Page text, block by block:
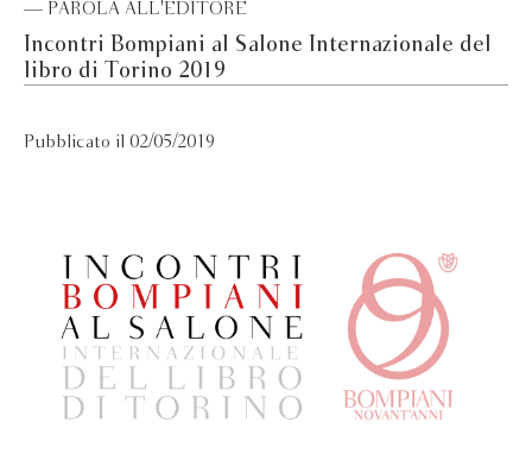
— PAROLA ALL'EDITORE
Incontri Bompiani al Salone Internazionale del
libro di Torino 2019
Pubblicato il 02/05/2019